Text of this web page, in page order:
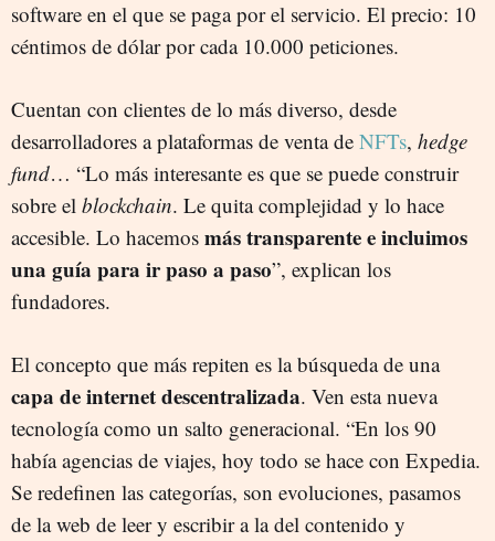
software en el que se paga por el servicio. El precio: 10
céntimos de dólar por cada 10.000 peticiones.
Cuentan con clientes de lo más diverso, desde
desarrolladores a plataformas de venta de NFTs, hedge
fund… “Lo más interesante es que se puede construir
sobre el blockchain. Le quita complejidad y lo hace
accesible. Lo hacemos más transparente e incluimos
una guía para ir paso a paso”, explican los
fundadores.
El concepto que más repiten es la búsqueda de una
capa de internet descentralizada. Ven esta nueva
tecnología como un salto generacional. “En los 90
había agencias de viajes, hoy todo se hace con Expedia.
Se redefinen las categorías, son evoluciones, pasamos
de la web de leer y escribir a la del contenido y